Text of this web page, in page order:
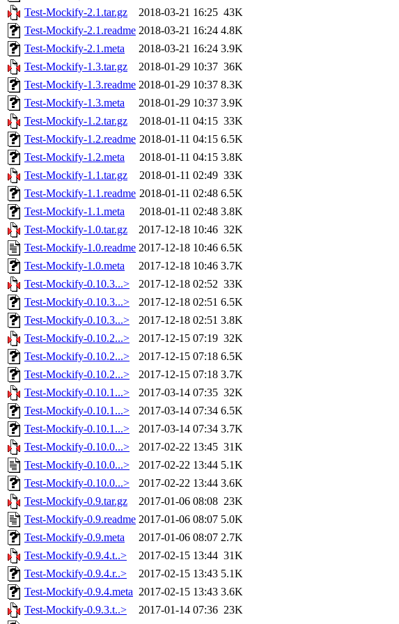
Test-Mockify-2.1.tar.gz
2018-03-21 16:25 43K
Test-Mockify-2.1.readme 2018-03-21 16:24 4.8K
Test-Mockify-2.1.meta
2018-03-21 16:24 3.9K
Test-Mockify-1.3.tar.gz
2018-01-29 10:37 36K
Test-Mockify-1.3.readme 2018-01-29 10:37 8.3K
Test-Mockify-1.3.meta
2018-01-29 10:37 3.9K
Test-Mockify-1.2.tar.gz
2018-01-11 04:15 33K
Test-Mockify-1.2.readme 2018-01-11 04:15 6.5K
Test-Mockify-1.2.meta
2018-01-11 04:15 3.8K
Test-Mockify-1.1.tar.gz
2018-01-11 02:49 33K
Test-Mockify-1.1.readme 2018-01-11 02:48 6.5K
Test-Mockify-1.1.meta
2018-01-11 02:48 3.8K
Test-Mockify-1.0.tar.gz
2017-12-18 10:46 32K
Test-Mockify-1.0.readme 2017-12-18 10:46 6.5K
Test-Mockify-1.0.meta
2017-12-18 10:46 3.7K
Test-Mockify-0.10.3...>
2017-12-18 02:52 33K
Test-Mockify-0.10.3...>
2017-12-18 02:51 6.5K
Test-Mockify-0.10.3...>
2017-12-18 02:51 3.8K
Test-Mockify-0.10.2...>
2017-12-15 07:19 32K
Test-Mockify-0.10.2...>
2017-12-15 07:18 6.5K
Test-Mockify-0.10.2...>
2017-12-15 07:18 3.7K
Test-Mockify-0.10.1...>
2017-03-14 07:35 32K
Test-Mockify-0.10.1...>
2017-03-14 07:34 6.5K
Test-Mockify-0.10.1...>
2017-03-14 07:34 3.7K
Test-Mockify-0.10.0...>
2017-02-22 13:45 31K
Test-Mockify-0.10.0...>
2017-02-22 13:44 5.1K
Test-Mockify-0.10.0...>
2017-02-22 13:44 3.6K
Test-Mockify-0.9.tar.gz
2017-01-06 08:08 23K
Test-Mockify-0.9.readme 2017-01-06 08:07 5.0K
Test-Mockify-0.9.meta
2017-01-06 08:07 2.7K
Test-Mockify-0.9.4.t..>
2017-02-15 13:44 31K
Test-Mockify-0.9.4.r..>
2017-02-15 13:43 5.1K
Test-Mockify-0.9.4.meta 2017-02-15 13:43 3.6K
Test-Mockify-0.9.3.t..>
2017-01-14 07:36 23K